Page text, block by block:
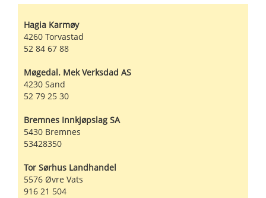
Hagia Karmøy
4260 Torvastad
52 84 67 88
Møgedal. Mek Verksdad AS
4230 Sand
52 79 25 30
Bremnes Innkjøpslag SA
5430 Bremnes
53428350
Tor Sørhus Landhandel
5576 Øvre Vats
916 21 504